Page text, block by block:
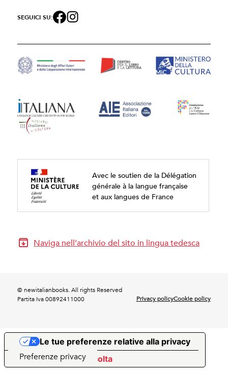
SEGUICI SU:
Avec le soutien de la Délégation
générale à la langue française
et aux langues de France
Naviga nell’archivio del sito in lingua tedesca
© newitalianbooks. All rights Reserved
Partita Iva 00892411000
Privacy policyCookie policy
Informativa sulla raccolta
Le tue preferenze relative alla privacy